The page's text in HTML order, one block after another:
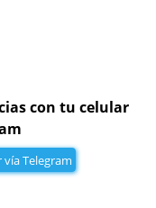
con tu celular
vía Telegram